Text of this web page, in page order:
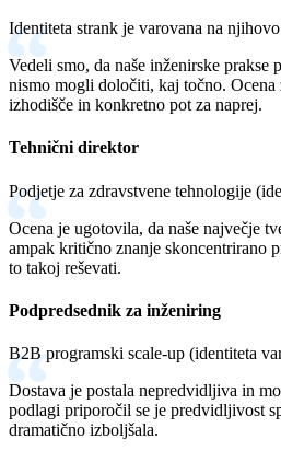
Na podlagi tveganja
Ocena pripravljenosti za
Raziskujte naše razmišljanje
Pokrajina skladnosti in
EU zakon o kibernetski
Analiza pokritja in sprejetja
Identifikacija vrzeli v
Priporočila za orodja in
Dokumentacija standardov
uveljavljanje
Raziskujte naše razmišljanje
Zakaj načela prekašajo
Gradnja trajnostnih
Končni rezultat
Načrt implementacije
Raziskujte naše razmišljanje
prikazujejo operativno zrelost,
varnostne preglede strank s
skladnost postane konkurenčna
Končni rezultat
Okvir za zbiranje dokazov
Nadzorna plošča
poročanja
Identiteta strank je varovana na
Vedeli smo, da naše inženirske prakse
nismo mogli določiti, kaj točno. Ocena
izhodišče in konkretno pot za naprej.
Tehnični direktor
Podjetje za zdravstvene tehnologije
Ocena je ugotovila, da naše največje
ampak kritično znanje skoncentrirano
to takoj reševati.
Podpredsednik za inženiring
B2B programski scale-up (identiteta
Dostava je postala nepredvidljiva in
podlagi priporočil se je predvidljivost
dramatično izboljšala.